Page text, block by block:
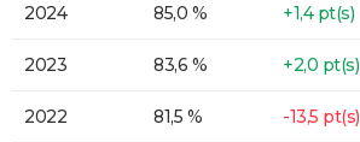
2024 85,0 % +1,4 pt(s)
2023 83,6 % +2,0 pt(s)
2022 81,5 % -13,5 pt(s)